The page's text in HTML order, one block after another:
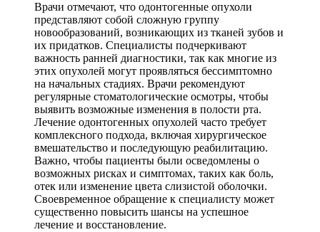
Врачи отмечают, что одонтогенные опухоли
представляют собой сложную группу
новообразований, возникающих из тканей зубов и
их придатков. Специалисты подчеркивают
важность ранней диагностики, так как многие из
этих опухолей могут проявляться бессимптомно
на начальных стадиях. Врачи рекомендуют
регулярные стоматологические осмотры, чтобы
выявить возможные изменения в полости рта.
Лечение одонтогенных опухолей часто требует
комплексного подхода, включая хирургическое
вмешательство и последующую реабилитацию.
Важно, чтобы пациенты были осведомлены о
возможных рисках и симптомах, таких как боль,
отек или изменение цвета слизистой оболочки.
Своевременное обращение к специалисту может
существенно повысить шансы на успешное
лечение и восстановление.